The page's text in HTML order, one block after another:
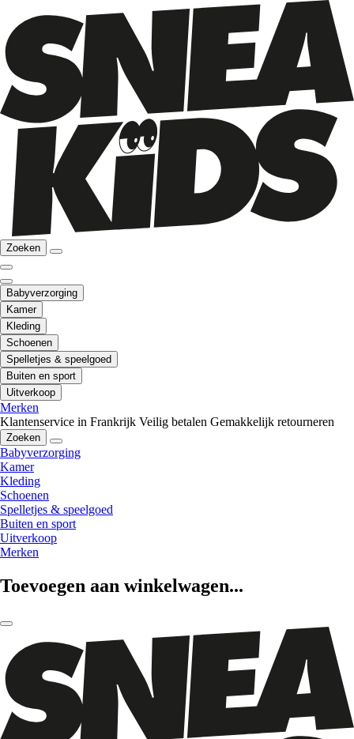
Zoeken
Babyverzorging
Kamer
Kleding
Schoenen
Spelletjes & speelgoed
Buiten en sport
Uitverkoop
Merken
Klantenservice in Frankrijk Veilig betalen Gemakkelijk retourneren
Zoeken
Babyverzorging
Kamer
Kleding
Schoenen
Spelletjes & speelgoed
Buiten en sport
Uitverkoop
Merken
Toevoegen aan winkelwagen...